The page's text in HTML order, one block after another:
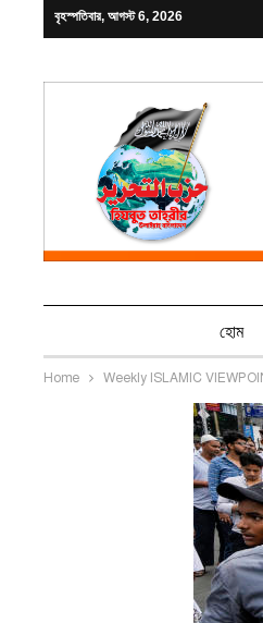
বৃহস্পতিবার, আগস্ট 6, 2026
হোম
Home Weekly ISLAMIC